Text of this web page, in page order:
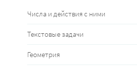
Числа и действия с ними
Текстовые задачи
Геометрия